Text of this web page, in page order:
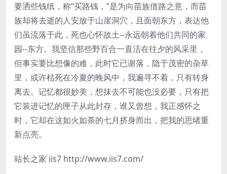
要洒些钱纸，称“买路钱，”是为向苗族借路之意，而苗
族却将去逝的人安放于山崖洞穴，且面朝东方，表达他
们虽流落于此，死也心怀故土--永远朝着他们共同的家
园--东方。我坚信那些野百合一直活在往夕的风采里，
但事实要比想像的难，此时它已谢落，隐于茂密的杂草
里，或许枯死在冷夏的晚风中，我遍寻不着，只有转身
离去。记忆都很妙美，想抹去不可能也没必要，只有把
它装进记忆的匣子从此封存，谁又曾想，我正感怀之
时，它却在这如火如荼的七月挤身而出，把我的思绪重
新点亮。
站长之家 iis7 http://www.iis7.com/